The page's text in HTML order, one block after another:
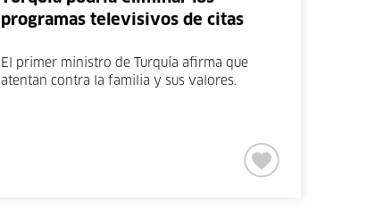
programas televisivos de citas
El primer ministro de Turquía afirma que
atentan contra la familia y sus valores.